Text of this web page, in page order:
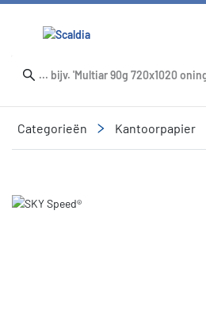
Categorieën Kantoorpapier
Slide 1 of 1